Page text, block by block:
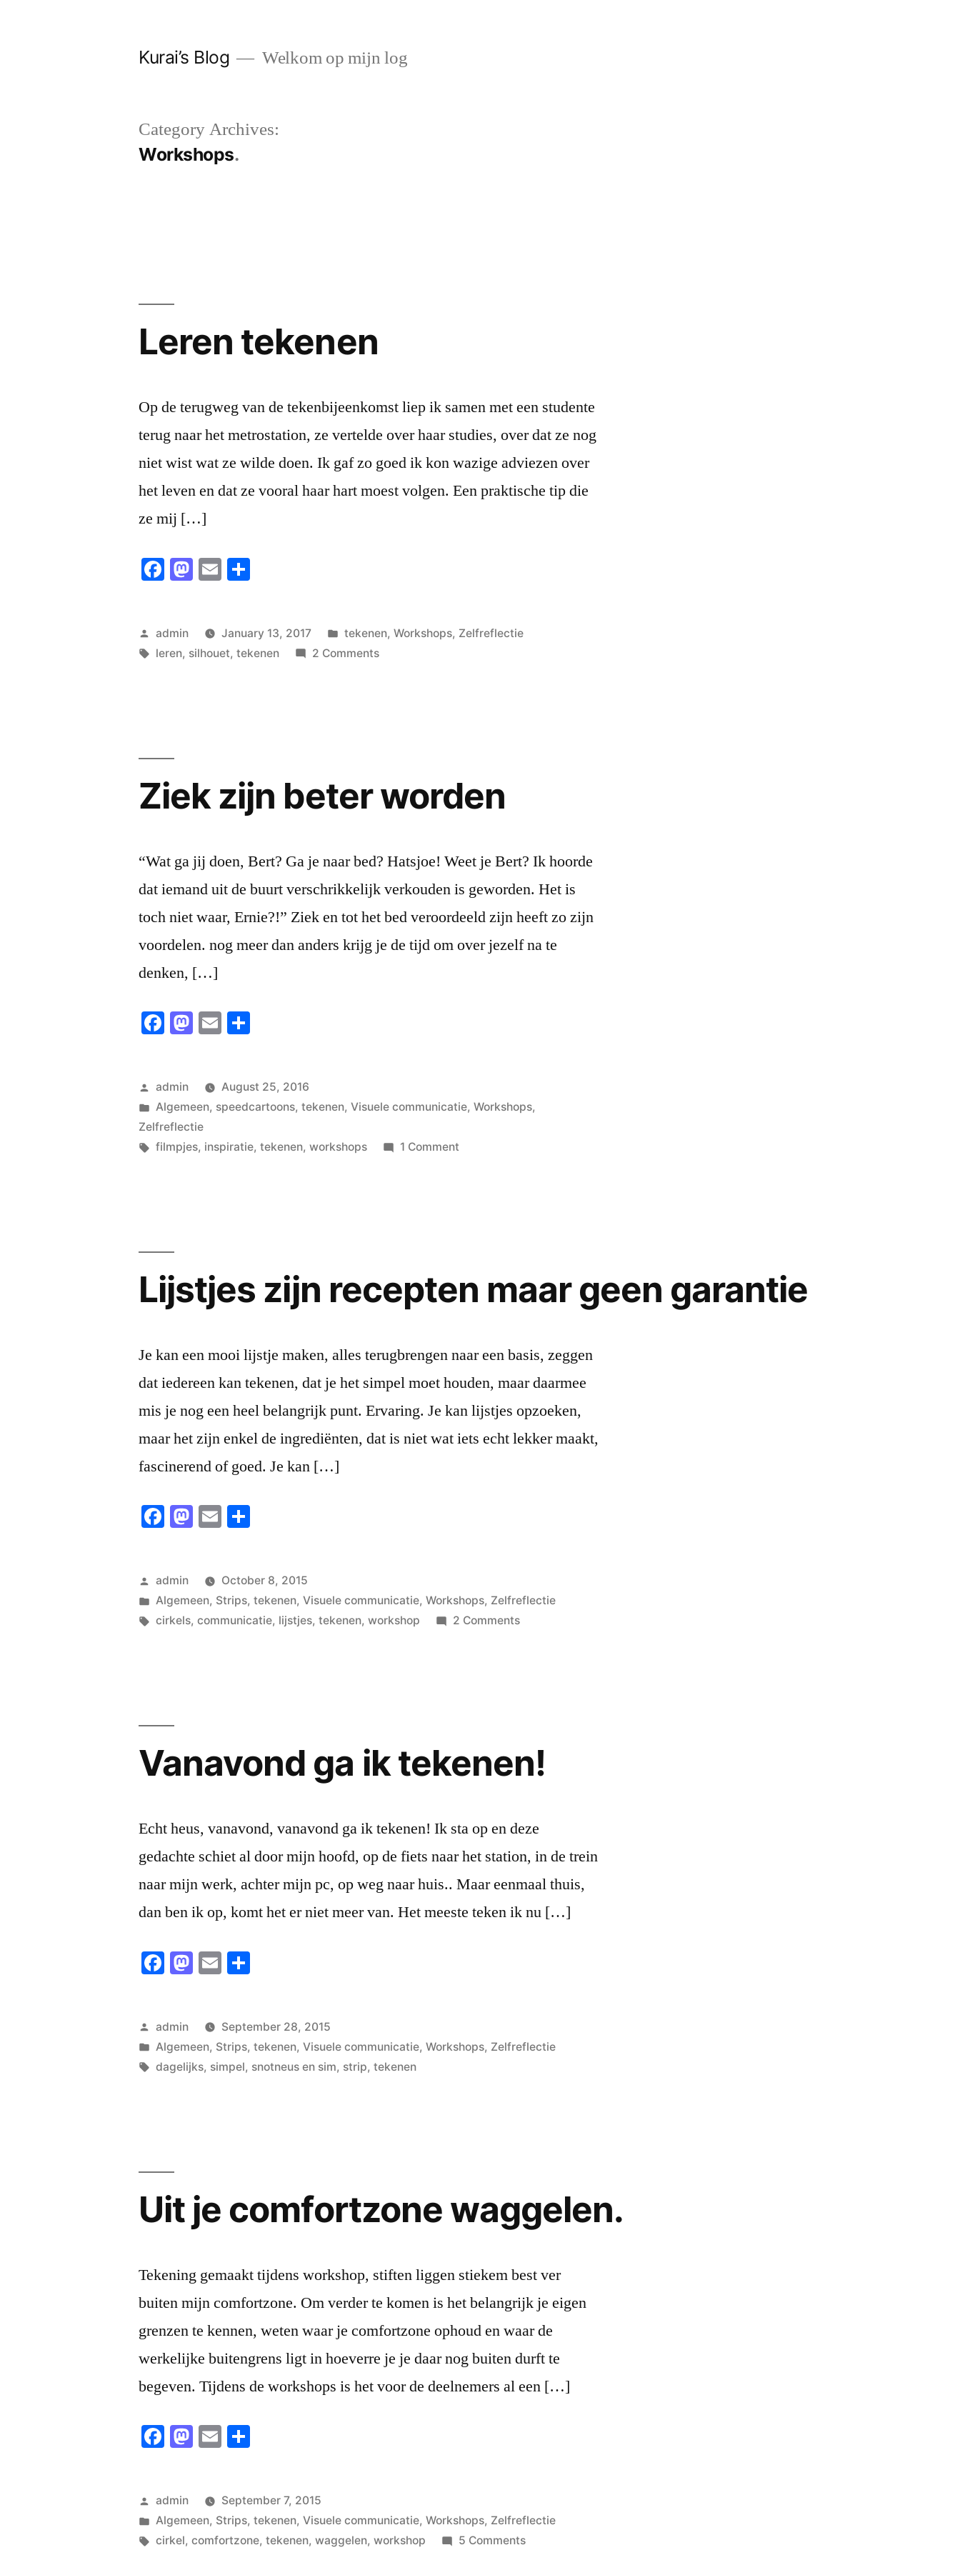
Kurai’s Blog Welkom op mijn log
Category Archives:
Workshops
Leren tekenen
Op de terugweg van de tekenbijeenkomst liep ik samen met een studente
terug naar het metrostation, ze vertelde over haar studies, over dat ze nog
niet wist wat ze wilde doen. Ik gaf zo goed ik kon wazige adviezen over
het leven en dat ze vooral haar hart moest volgen. Een praktische tip die
ze mij […]
Facebook
Mastodon
Email
Posted
by
admin January 13, 2017
Posted
in
tekenen, Workshops, Zelfreflectie
Tags:
leren, silhouet,tekenen 2 Commentson
Ziek zijn beter worden
“Wat ga jij doen, Bert? Ga je naar bed? Hatsjoe! Weet je Bert? Ik hoorde
dat iemand uit de buurt verschrikkelijk verkouden is geworden. Het is
toch niet waar, Ernie?!” Ziek en tot het bed veroordeeld zijn heeft zo zijn
voordelen. nog meer dan anders krijg je de tijd om over jezelf na te
denken, […]
Facebook
Mastodon
Email
Posted
by
admin
August 25, 2016
Posted
in
Algemeen, speedcartoons,tekenen,Visuele communicatie,Workshops,
Zelfreflectie
Tags:
filmpjes, inspiratie,tekenen,workshops 1 Comment
Lijstjes zijn recepten maar geen garantie
Je kan een mooi lijstje maken, alles terugbrengen naar een basis, zeggen
dat iedereen kan tekenen, dat je het simpel moet houden, maar daarmee
mis je nog een heel belangrijk punt. Ervaring. Je kan lijstjes opzoeken,
maar het zijn enkel de ingrediënten, dat is niet wat iets echt lekker maakt,
fascinerend of goed. Je kan […]
Facebook
Mastodon
Email
Posted
by
admin
October 8, 2015
Posted
in
Algemeen, Strips,tekenen,Visuele communicatie,Workshops, Zelfreflectie
Tags:
cirkels,communicatie, lijstjes,tekenen,workshop 2 Commentson
Vanavond ga ik tekenen!
Echt heus, vanavond, vanavond ga ik tekenen! Ik sta op en deze
gedachte schiet al door mijn hoofd, op de fiets naar het station, in de trein
naar mijn werk, achter mijn pc, op weg naar huis.. Maar eenmaal thuis,
dan ben ik op, komt het er niet meer van. Het meeste teken ik nu […]
Facebook
Mastodon
Email
Posted
by
admin
September 28, 2015
Posted
in
Algemeen, Strips,tekenen,Visuele communicatie,Workshops, Zelfreflectie
Tags:
dagelijks, simpel, snotneus en sim, strip,tekenen
Uit je comfortzone waggelen.
Tekening gemaakt tijdens workshop, stiften liggen stiekem best ver
buiten mijn comfortzone. Om verder te komen is het belangrijk je eigen
grenzen te kennen, weten waar je comfortzone ophoud en waar de
werkelijke buitengrens ligt in hoeverre je je daar nog buiten durft te
begeven. Tijdens de workshops is het voor de deelnemers al een […]
Facebook
Mastodon
Email
Posted
by
admin
September 7, 2015
Posted
in
Algemeen, Strips,tekenen,Visuele communicatie,Workshops, Zelfreflectie
Tags:
cirkel,comfortzone,tekenen,waggelen,workshop 5 Commentson